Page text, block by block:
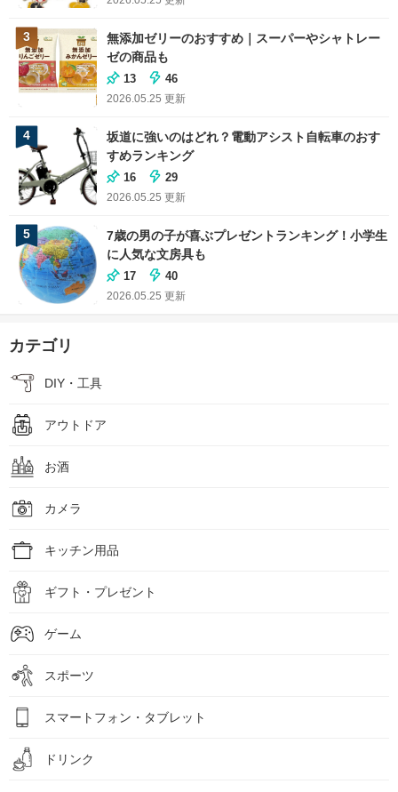
3
無添加ゼリーのおすすめ｜スーパーやシャトレー
ゼの商品も
13 46
2026.05.25 更新
4
坂道に強いのはどれ？電動アシスト自転車のおす
すめランキング
16 29
2026.05.25 更新
5
7歳の男の子が喜ぶプレゼントランキング！小学生
に人気な文房具も
17 40
2026.05.25 更新
カテゴリ
DIY・工具
アウトドア
お酒
カメラ
キッチン用品
ギフト・プレゼント
ゲーム
スポーツ
スマートフォン・タブレット
ドリンク